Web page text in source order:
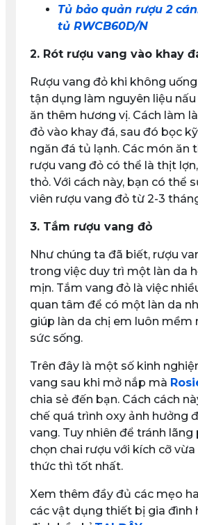
Tủ bảo quản rượu 2
tủ RWCB60D/N
2. Rót rượu vang vào khay
Rượu vang đỏ khi không
tận dụng làm nguyên liệu
ăn thêm hương vị. Cách làm
đỏ vào khay đá, sau đó bọc
ngăn đá tủ lạnh. Các món ăn
rượu vang đỏ có thể là thịt
thỏ. Với cách này, bạn có thể
viên rượu vang đỏ từ 2-3
3. Tắm rượu vang đỏ
Như chúng ta đã biết, rượu
trong việc duy trì một làn da
mịn. Tắm vang đỏ là việc
quan tâm để có một làn da
giúp làn da chị em luôn mềm
sức sống.
Trên đây là một số kinh
vang sau khi mở nắp mà
chia sẻ đến bạn. Cách cách
chế quá trình oxy ảnh hưởng
vang. Tuy nhiên để tránh lãng
chọn chai rượu với kích cỡ
thức thì tốt nhất.
Xem thêm đầy đủ các mẹo
các vật dụng thiết bị gia đình